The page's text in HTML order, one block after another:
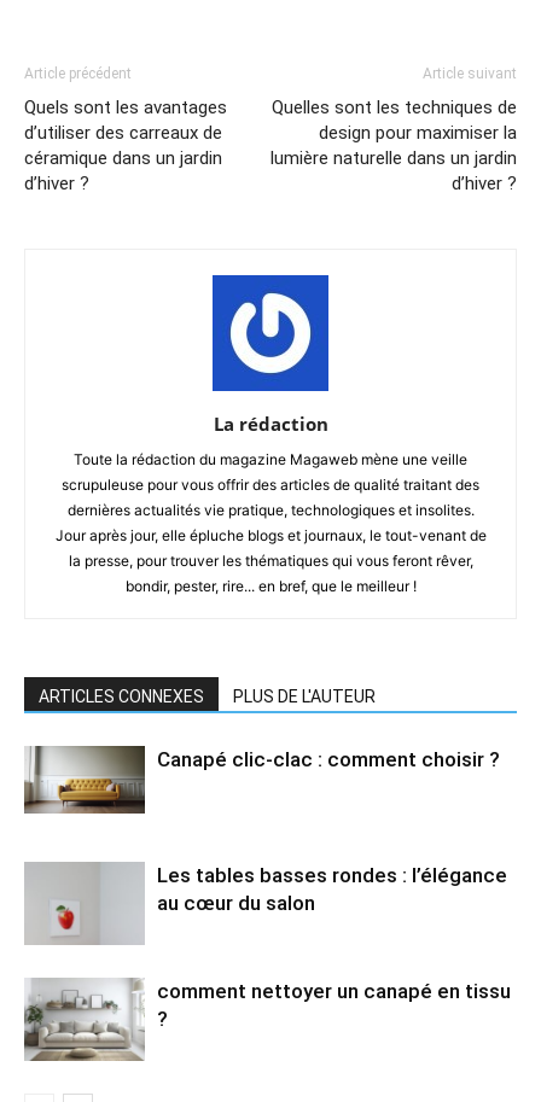
Article précédent
Quels sont les avantages
d’utiliser des carreaux de
céramique dans un jardin
d’hiver ?
Article suivant
Quelles sont les techniques de
design pour maximiser la
lumière naturelle dans un jardin
d’hiver ?
La rédaction
Toute la rédaction du magazine Magaweb mène une veille
scrupuleuse pour vous offrir des articles de qualité traitant des
dernières actualités vie pratique, technologiques et insolites.
Jour après jour, elle épluche blogs et journaux, le tout-venant de
la presse, pour trouver les thématiques qui vous feront rêver,
bondir, pester, rire... en bref, que le meilleur !
ARTICLES CONNEXES PLUS DE L'AUTEUR
Canapé clic-clac : comment choisir ?
Les tables basses rondes : l’élégance
au cœur du salon
comment nettoyer un canapé en tissu
?